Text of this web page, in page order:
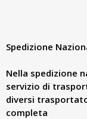
.
p
l
Spedizione
Nella spedizione
servizio di
diversi
completa